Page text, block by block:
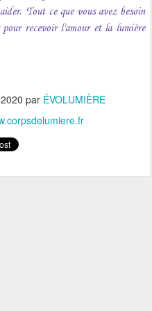
Tout ce que vous avez besoin
recevoir l'amour et la lumière
par ÉVOLUMIÈRE